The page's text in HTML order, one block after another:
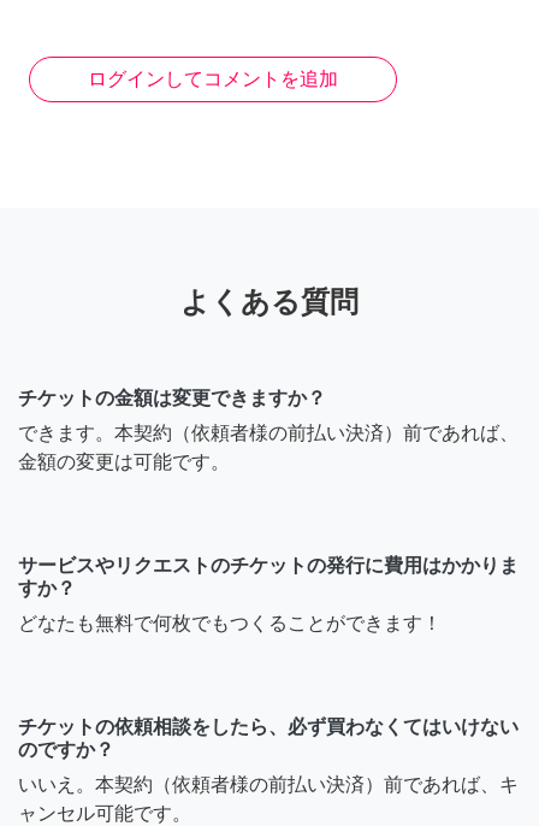
ログインしてコメントを追加
よくある質問
チケットの金額は変更できますか？
できます。本契約（依頼者様の前払い決済）前であれば、
金額の変更は可能です。
サービスやリクエストのチケットの発行に費用はかかりま
すか？
どなたも無料で何枚でもつくることができます！
チケットの依頼相談をしたら、必ず買わなくてはいけない
のですか？
いいえ。本契約（依頼者様の前払い決済）前であれば、キ
ャンセル可能です。